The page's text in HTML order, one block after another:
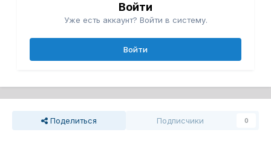
Войти
Уже есть аккаунт? Войти в систему.
Войти
Поделиться Подписчики 0